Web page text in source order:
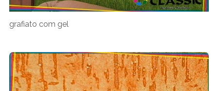
grafiato com gel